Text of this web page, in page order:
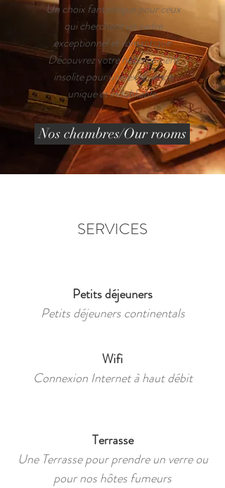
Un choix fantastique pour ceux
qui cherchent un cadre
exceptionnel et romantique.
Découvrez votre hébergement
insolite pour une expérience
unique et inoubliable.
Nos chambres/Our rooms
SERVICES
Petits déjeuners
Petits déjeuners continentals
Wifi
Connexion Internet à haut débit
Terrasse
Une Terrasse pour prendre un verre ou
pour nos hôtes fumeurs